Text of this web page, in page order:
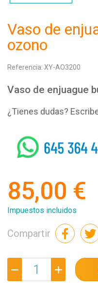
Vaso de
ozono
Referencia: XY-AO3200
Vaso de enjuague
¿Tienes dudas?
whatsapp
85,00 €
Impuestos incluidos
Compartir